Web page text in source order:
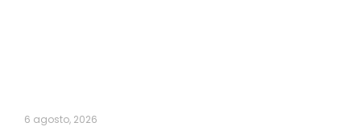
6 agosto, 2026